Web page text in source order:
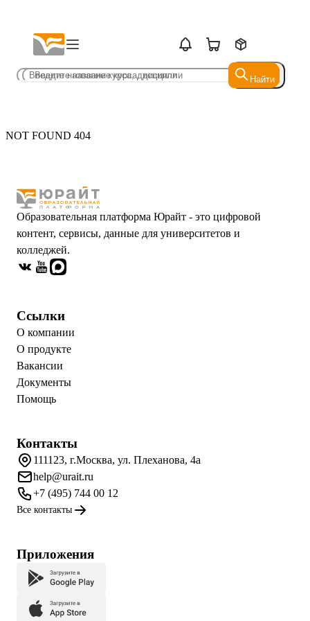
Найти
Найти
NOT FOUND 404
Образовательная платформа Юрайт - это цифровой
контент, сервисы, данные для университетов и
колледжей.
Ссылки
О компании
О продукте
Вакансии
Документы
Помощь
Контакты
111123, г.Москва, ул. Плеханова, 4а
help@urait.ru
+7 (495) 744 00 12
Все контакты
Приложения